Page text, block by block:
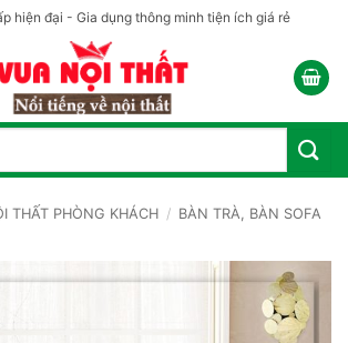
hiện đại - Gia dụng thông minh tiện ích giá rẻ
THẤT PHÒNG KHÁCH / BÀN TRÀ, BÀN SOFA